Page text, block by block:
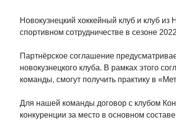
Новокузнецкий хоккейный клуб и клуб
спортивном сотрудничестве в сезоне
Партнёрское соглашение
новокузнецкого клуба. В рамках этого
команды, смогут получить практику в
Для нашей команды договор с клубом
конкуренции за место в основном